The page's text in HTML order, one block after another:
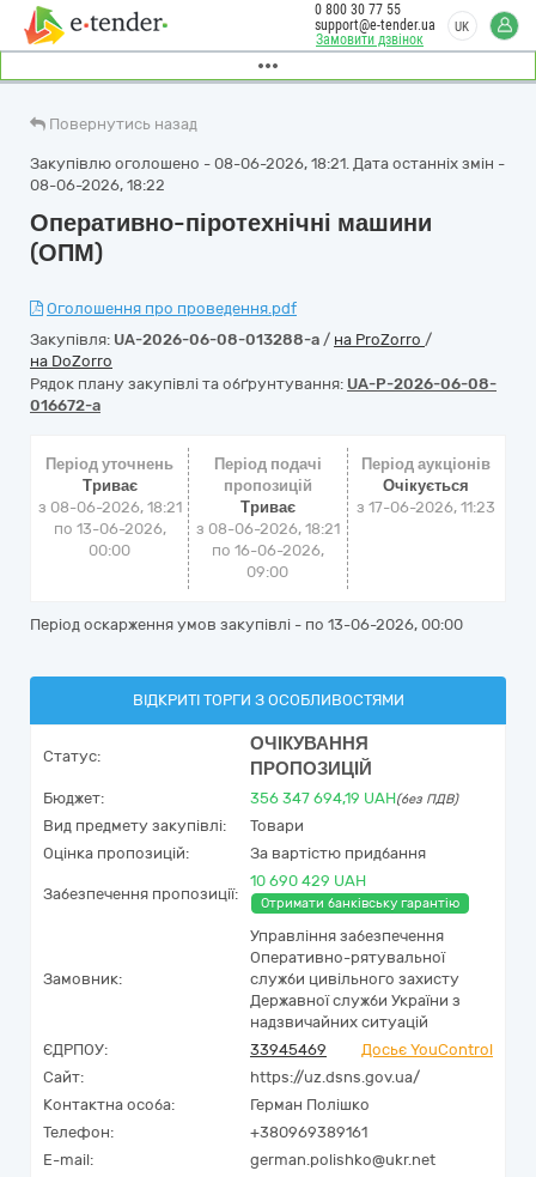
Замовити дзвінок
0 800 30 77 55
support@e-tender.ua
UK
Повернутись назад
Закупівлю оголошено - 08-06-2026, 18:21. Дата останніх змін -
08-06-2026, 18:22
Оперативно-піротехнічні машини
(ОПМ)
Оголошення про проведення.pdf
Закупівля: UA-2026-06-08-013288-a / на ProZorro /
на DoZorro
Рядок плану закупівлі та обґрунтування: UA-P-2026-06-08-
016672-a
Період уточнень
Триває
з 08-06-2026, 18:21
по 13-06-2026,
00:00
Період подачі
пропозицій
Триває
з 08-06-2026, 18:21
по 16-06-2026,
09:00
Період аукціонів
Очікується
з17-06-2026, 11:23
Період оскарження умов закупівлі - по 13-06-2026, 00:00
ВІДКРИТІ ТОРГИ З ОСОБЛИВОСТЯМИ
Статус:
ОЧІКУВАННЯ
ПРОПОЗИЦІЙ
Бюджет: 356 347 694,19 UAH(без ПДВ)
Вид предмету закупівлі:
Товари
Оцінка пропозицій:
За вартістю придбання
Забезпечення пропозиції:
10 690 429 UAH
Отримати банківську гарантію
Замовник:
Управління забезпечення
Оперативно-рятувальної
служби цивільного захисту
Державної служби України з
надзвичайних ситуацій
ЄДРПОУ:
33945469
Досьє YouControl
Сайт:
https://uz.dsns.gov.ua/
Контактна особа:
Герман Полішко
Телефон:
+380969389161
E-mail:
german.polishko@ukr.net